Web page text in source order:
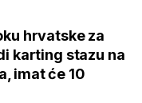
hrvatske za
karting stazu na
imat će 10